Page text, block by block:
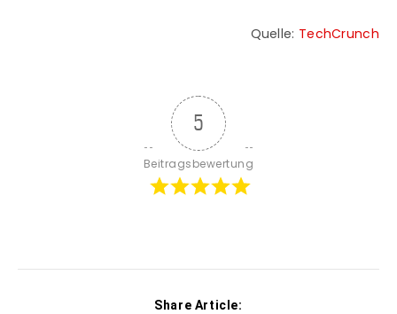
Quelle: TechCrunch
5
Beitragsbewertung
Share Article: